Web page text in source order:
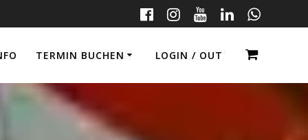
TERMIN BUCHEN LOGIN / OUT